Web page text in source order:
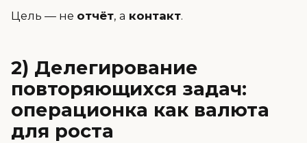
Цель — не отчёт, а контакт.
2) Делегирование
повторяющихся задач:
операционка как валюта
для роста